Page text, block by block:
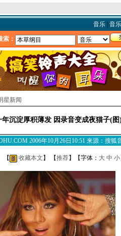
音乐| 音
索：
星新闻
年沉淀厚积薄发 因录音变成夜猫子(图
2006年10月26日10:51 来源：搜狐
【 收藏本文 】 【推荐】【字体： 大 中 小